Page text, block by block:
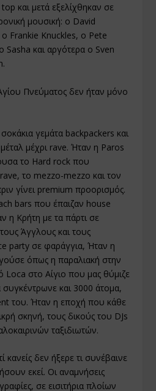
και μετά εξελίχθηκαν σε
μουσική: ο David
Frankie Knuckles, ο Pete
και αργότερα ο Sven
Πνεύματος δεν ήταν μόνο
γεμάτα backpackers και
μέχρι rave. Ήταν η Paros
το Hard rock που
το mezzo-mezzo και τον
γίνει premium προορισμός.
bars που έπαιζαν house
η Κρήτη με τα πάρτι σε
Άγγλους και τους
party σε φαράγγια, Ήταν η
όπως η παραλιακή στην
Loca στο Αίγιο που μας θύμιζε
και 3000 άτομα,
του. Ήταν η εποχή που κάθε
σκηνή, τους δικούς του DJs
ταξιδιωτών.
κανείς δεν ήξερε τι συνέβαινε
εκεί. Οι αναμνήσεις
σε εισιτήρια πλοίων